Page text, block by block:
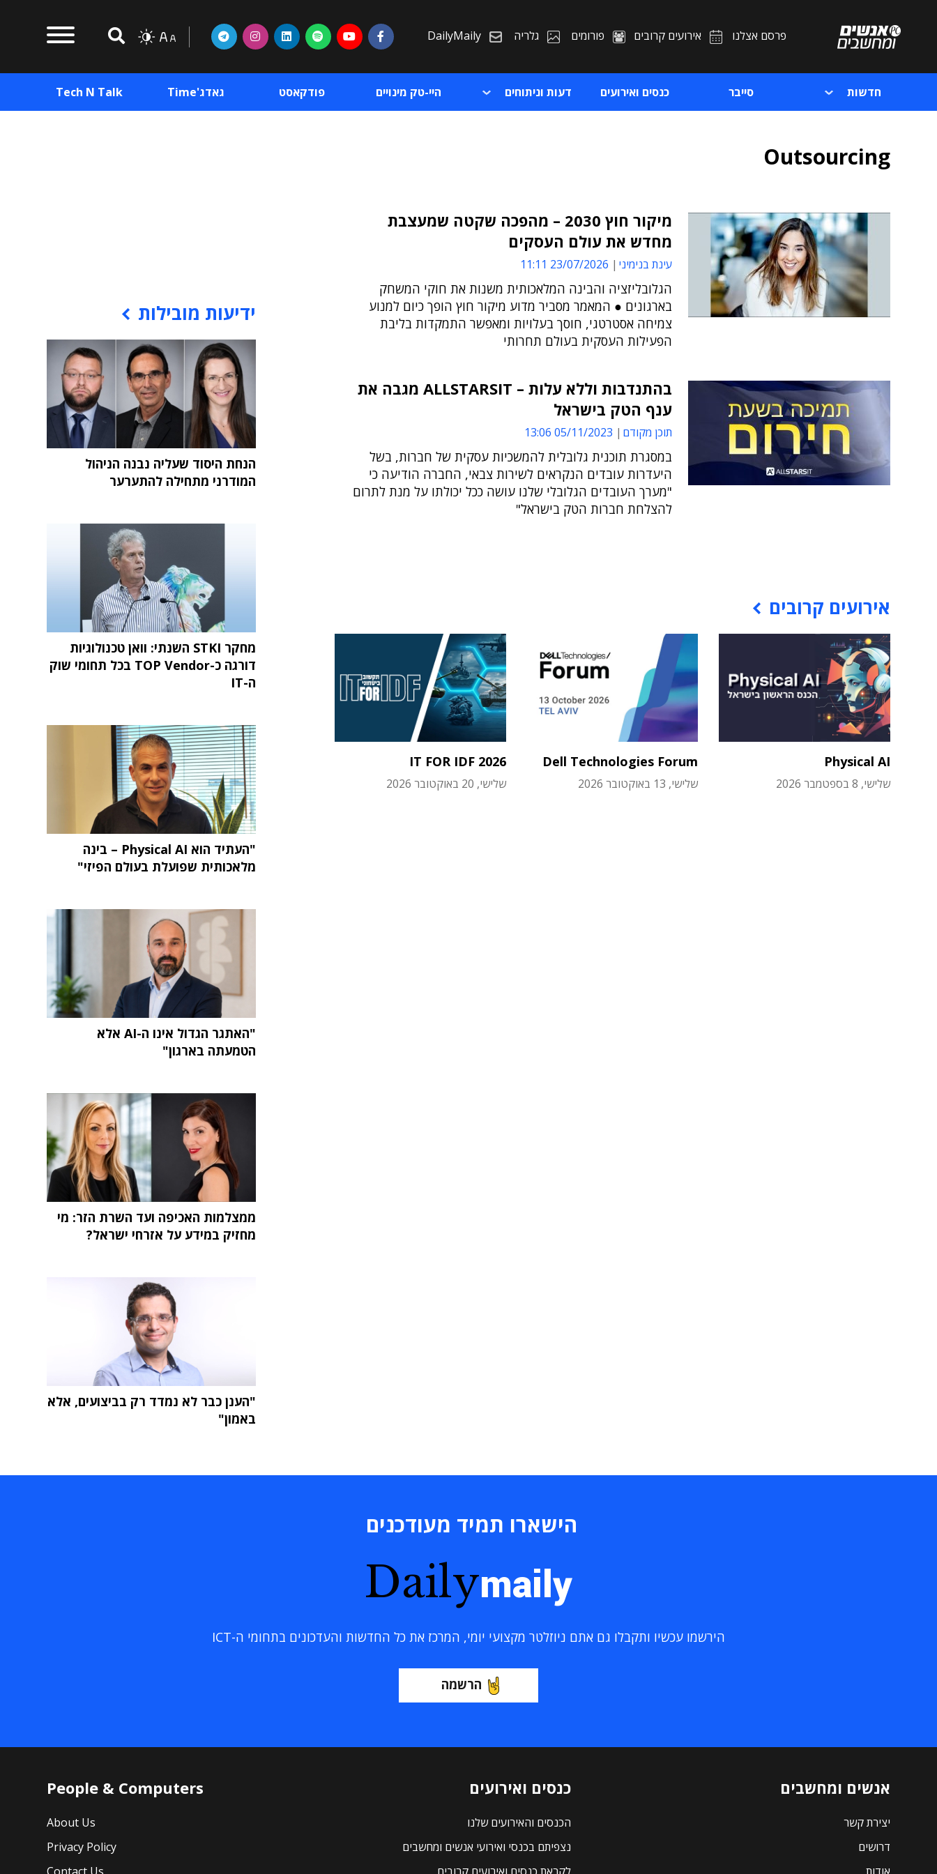
פרסם אצלנו אירועים קרובים פורומים גלריה DailyMaily
חדשות סייבר כנסים ואירועים דעות וניתוחים היי-טק מינויים פודקאסט גאדג'Time Tech N Talk
Outsourcing
מיקור חוץ 2030 – מהפכה שקטה שמעצבת
מחדש את עולם העסקים
עינת בנימיני 23/07/2026 11:11
הגלובליזציה והבינה המלאכותית משנות את חוקי המשחק
בארגונים ● המאמר מסביר מדוע מיקור חוץ הופך כיום למנוע
צמיחה אסטרטגי, חוסך בעלויות ומאפשר התמקדות בליבת
הפעילות העסקית בעולם תחרותי
בהתנדבות וללא עלות – ALLSTARSIT מגבה את
ענף הטק בישראל
תוכן מקודם 05/11/2023 13:06
במסגרת תוכנית גלובלית להמשכיות עסקית של חברות, בשל
היעדרות עובדים הנקראים לשירות צבאי, החברה הודיעה כי
"מערך העובדים הגלובלי שלנו עושה ככל יכולתו על מנת לתרום
להצלחת חברות הטק בישראל"
אירועים קרובים
Physical AI
שלישי, 8 בספטמבר 2026
Dell Technologies Forum
שלישי, 13 באוקטובר 2026
IT FOR IDF 2026
שלישי, 20 באוקטובר 2026
ידיעות מובילות
הנחת היסוד שעליה נבנה הניהול
המודרני מתחילה להתערער
מחקר STKI השנתי: וואן טכנולוגיות
דורגה כ-TOP Vendor בכל תחומי שוק
ה-IT
"העתיד הוא Physical AI – בינה
מלאכותית שפועלת בעולם הפיזי"
"האתגר הגדול אינו ה-AI אלא
הטמעתה בארגון"
ממצלמות האכיפה ועד השרת הזר: מי
מחזיק במידע על אזרחי ישראל?
"הענן כבר לא נמדד רק בביצועים, אלא
באמון"
הישארו תמיד מעודכנים
Dailymaily
הירשמו עכשיו ותקבלו גם אתם ניוזלטר מקצועי יומי, המרכז את כל החדשות והעדכונים בתחומי ה-ICT
הרשמה
אנשים ומחשבים
יצירת קשר
דרושים
כנסים ואירועים
הכנסים והאירועים שלנו
נצפיתם בכנסי ואירועי אנשים ומחשבים
People & Computers
About Us
Privacy Policy